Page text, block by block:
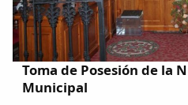
Toma de Posesión de la
Municipal